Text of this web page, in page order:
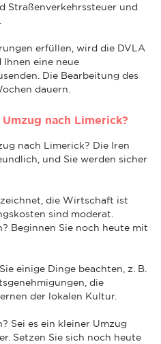
Straßenverkehrssteuer und
erfüllen, wird die DVLA
eine neue
Die Bearbeitung des
dauern.
nach Limerick?
nach Limerick? Die Iren
und Sie werden sicher
die Wirtschaft ist
sind moderat.
Beginnen Sie noch heute mit
einige Dinge beachten, z. B.
die
der lokalen Kultur.
Sei es ein kleiner Umzug
Setzen Sie sich noch heute